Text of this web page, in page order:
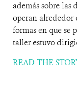
además sobre
operan alrededor
formas en que se
taller estuvo
READ THE